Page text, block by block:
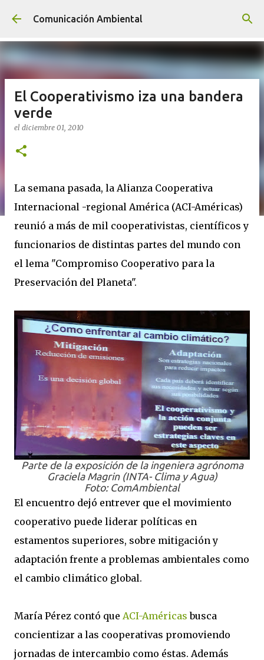
Ir al contenido principal
Comunicación Ambiental
El Cooperativismo iza una bandera
verde
el diciembre 01, 2010
La semana pasada, la Alianza Cooperativa
Internacional -regional América (ACI-Américas)
reunió a más de mil cooperativistas, científicos y
funcionarios de distintas partes del mundo con
el lema "Compromiso Cooperativo para la
Preservación del Planeta".
Parte de la exposición de la ingeniera agrónoma
Graciela Magrin (INTA- Clima y Agua)
Foto: ComAmbiental
El encuentro dejó entrever que el movimiento
cooperativo puede liderar políticas en
estamentos superiores, sobre mitigación y
adaptación frente a problemas ambientales como
el cambio climático global.
María Pérez contó que ACI-Américas busca
concientizar a las cooperativas promoviendo
jornadas de intercambio como éstas. Además